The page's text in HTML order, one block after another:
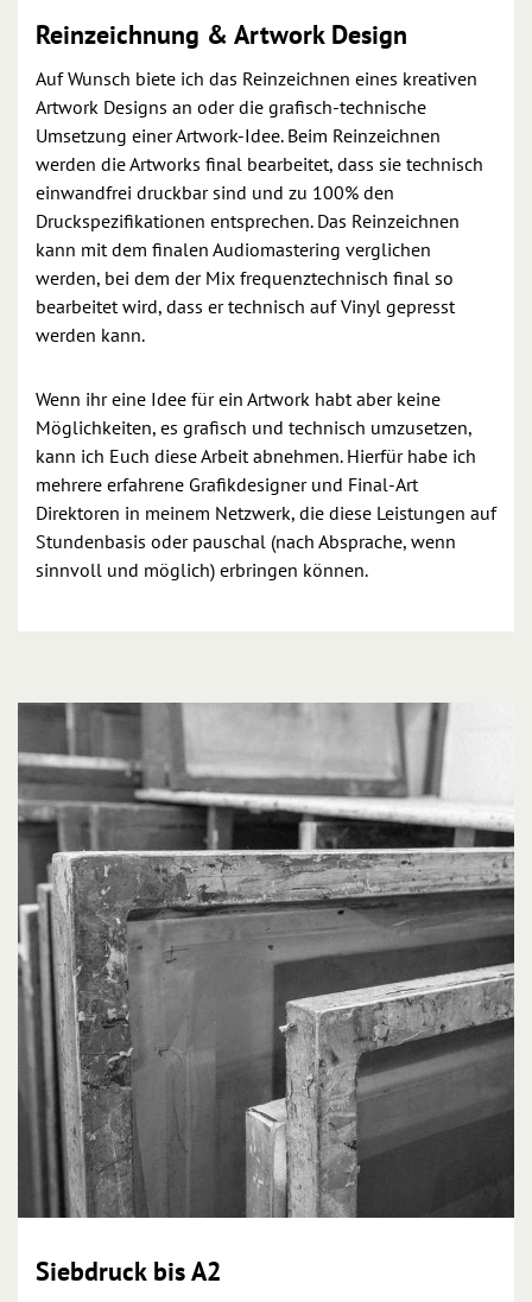
Reinzeichnung & Artwork Design
Auf Wunsch biete ich das Reinzeichnen eines kreativen
Artwork Designs an oder die grafisch-technische
Umsetzung einer Artwork-Idee. Beim Reinzeichnen
werden die Artworks final bearbeitet, dass sie technisch
einwandfrei druckbar sind und zu 100% den
Druckspezifikationen entsprechen. Das Reinzeichnen
kann mit dem finalen Audiomastering verglichen
werden, bei dem der Mix frequenztechnisch final so
bearbeitet wird, dass er technisch auf Vinyl gepresst
werden kann.
Wenn ihr eine Idee für ein Artwork habt aber keine
Möglichkeiten, es grafisch und technisch umzusetzen,
kann ich Euch diese Arbeit abnehmen. Hierfür habe ich
mehrere erfahrene Grafikdesigner und Final-Art
Direktoren in meinem Netzwerk, die diese Leistungen auf
Stundenbasis oder pauschal (nach Absprache, wenn
sinnvoll und möglich) erbringen können.
Siebdruck bis A2